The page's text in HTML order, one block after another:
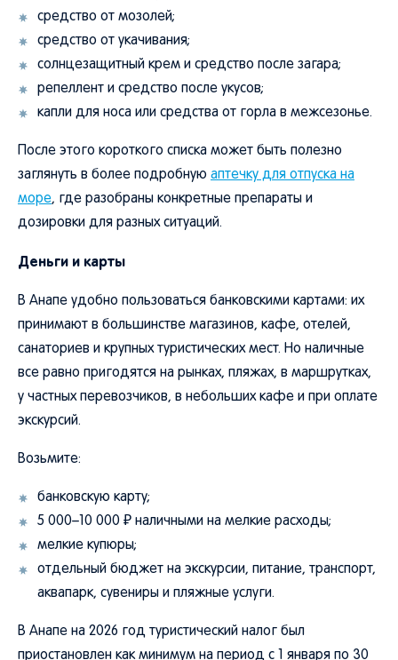
средство от мозолей;
средство от укачивания;
солнцезащитный крем и средство после загара;
репеллент и средство после укусов;
капли для носа или средства от горла в межсезонье.
После этого короткого списка может быть полезно
заглянуть в более подробную аптечку для отпуска на
море, где разобраны конкретные препараты и
дозировки для разных ситуаций.
Деньги и карты
В Анапе удобно пользоваться банковскими картами: их
принимают в большинстве магазинов, кафе, отелей,
санаториев и крупных туристических мест. Но наличные
все равно пригодятся на рынках, пляжах, в маршрутках,
у частных перевозчиков, в небольших кафе и при оплате
экскурсий.
Возьмите:
банковскую карту;
5 000–10 000 ₽ наличными на мелкие расходы;
мелкие купюры;
отдельный бюджет на экскурсии, питание, транспорт,
аквапарк, сувениры и пляжные услуги.
В Анапе на 2026 год туристический налог был
приостановлен как минимум на период с 1 января по 30